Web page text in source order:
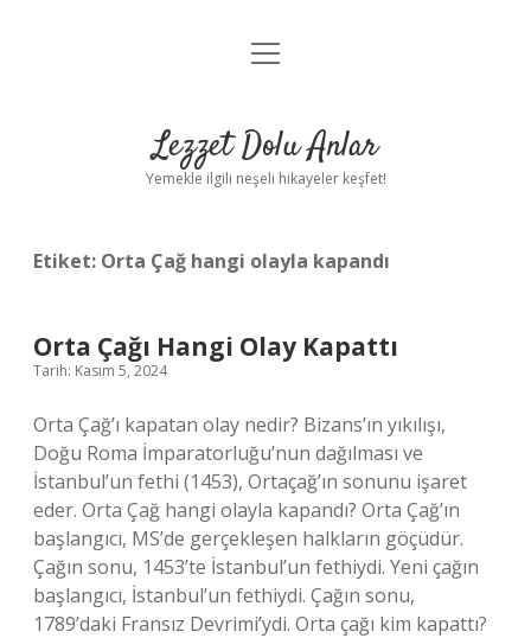
Anasayfa
Yasal Uyarı
menüyü
Lezzet Dolu Anlar
Yemekle ilgili neşeli hikayeler keşfet!
Etiket: Orta Çağ hangi olayla kapandı
Orta Çağı Hangi Olay Kapattı
Tarih: Kasım 5, 2024
Orta Çağ’ı kapatan olay nedir? Bizans’ın yıkılışı,
Doğu Roma İmparatorluğu’nun dağılması ve
İstanbul’un fethi (1453), Ortaçağ’ın sonunu işaret
eder. Orta Çağ hangi olayla kapandı? Orta Çağ’ın
başlangıcı, MS’de gerçekleşen halkların göçüdür.
Çağın sonu, 1453’te İstanbul’un fethiydi. Yeni çağın
başlangıcı, İstanbul’un fethiydi. Çağın sonu,
1789’daki Fransız Devrimi’ydi. Orta çağı kim kapattı?